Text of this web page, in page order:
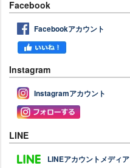
Facebook
Facebookアカウント
Instagram
Instagramアカウント
LINE
LINEアカウントメディア